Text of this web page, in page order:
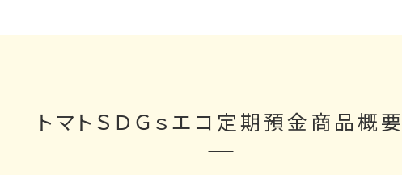
トマトＳＤＧｓエコ定期預金商品概要